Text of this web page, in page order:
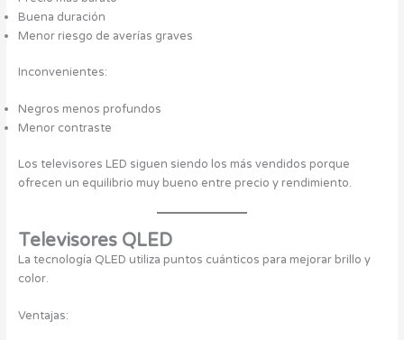
Buena duración
Menor riesgo de averías graves
Inconvenientes:
Negros menos profundos
Menor contraste
Los televisores LED siguen siendo los más vendidos porque
ofrecen un equilibrio muy bueno entre precio y rendimiento.
Televisores QLED
La tecnología QLED utiliza puntos cuánticos para mejorar brillo y
color.
Ventajas: